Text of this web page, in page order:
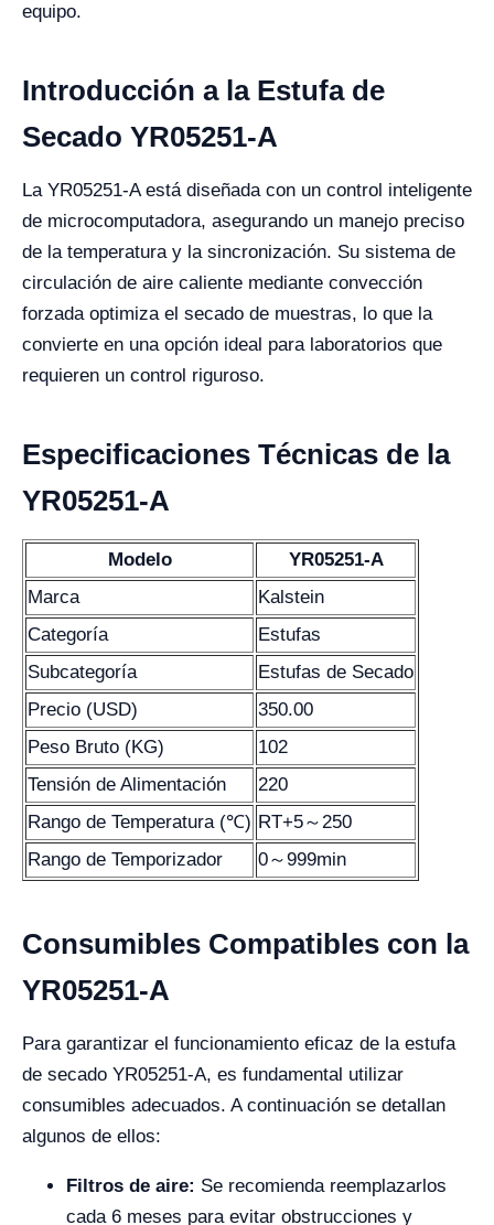
equipo.
Introducción a la Estufa de
Secado YR05251-A
La YR05251-A está diseñada con un control inteligente
de microcomputadora, asegurando un manejo preciso
de la temperatura y la sincronización. Su sistema de
circulación de aire caliente mediante convección
forzada optimiza el secado de muestras, lo que la
convierte en una opción ideal para laboratorios que
requieren un control riguroso.
Especificaciones Técnicas de la
YR05251-A
Modelo
YR05251-A
Marca
Kalstein
Categoría
Estufas
Subcategoría
Estufas de Secado
Precio (USD)
350.00
Peso Bruto (KG)
102
Tensión de Alimentación
220
Rango de Temperatura (℃) RT+5～250
Rango de Temporizador
0～999min
Consumibles Compatibles con la
YR05251-A
Para garantizar el funcionamiento eficaz de la estufa
de secado YR05251-A, es fundamental utilizar
consumibles adecuados. A continuación se detallan
algunos de ellos:
Filtros de aire: Se recomienda reemplazarlos
cada 6 meses para evitar obstrucciones y